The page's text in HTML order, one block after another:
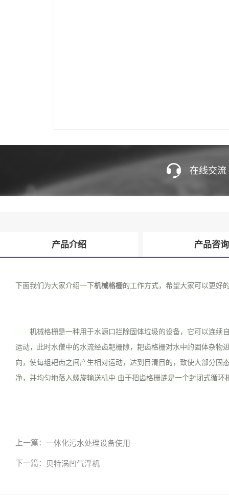
在线交流
产品介绍 产品咨询
下面我们为大家介绍一下机械格栅的工作方式，希望大家可以更好
机械格栅是一种用于水源口拦除固体垃圾的设备，它可以连续
运动，此时水僧中的水流经齿耙栅隙，耙齿格栅对水中的固体杂
向，使每组耙齿之间产生相对运动，达到目清目的，致使大部分
净，并均匀地落入螺旋输送机中.由于把齿格栅涟是一个封闭式循
上一篇： 一体化污水处理设备使用
下一篇： 贝特涡凹气浮机